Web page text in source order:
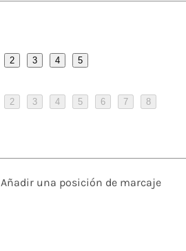
2 3 4 5
2 3 4 5 6 7 8
Añadir una posición de marcaje